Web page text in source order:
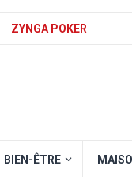
ZYNGA POKER
BIEN-ÊTRE